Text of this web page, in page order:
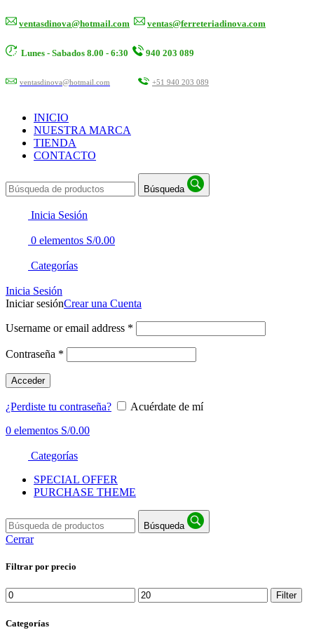
ventasdinova@hotmail.com ventas@ferreteriadinova.com
Lunes - Sabados 8.00 - 6:30 940 203 089
ventasdinova@hotmail.com +51 940 203 089
INICIO
NUESTRA MARCA
TIENDA
CONTACTO
Búsqueda
Inicia Sesión
0 elementos S/0.00
Categorías
Inicia Sesión
Iniciar sesiónCrear una Cuenta
Username or email address *
Contraseña *
Acceder
¿Perdiste tu contraseña?
Acuérdate de mí
0 elementos S/0.00
Categorías
SPECIAL OFFER
PURCHASE THEME
Búsqueda
Cerrar
Filtrar por precio
Min
price
Max
price
Filter
Categorías